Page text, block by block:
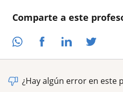
Comparte a este
¿Hay algún error en este